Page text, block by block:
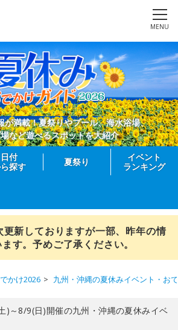
MENU
が満載！夏祭りやプール、海水浴場、
など遊べるスポットを大紹介
日付
探す
夏祭り
イベント
ランキング
新しておりますが一部、昨年の情
す。予めご了承ください。
かけ2026 九州・沖縄の夏休みイベント・お
)～8/9(日)開催の九州・沖縄の夏休みイベ